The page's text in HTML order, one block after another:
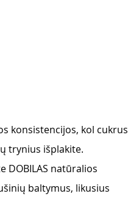
konsistencijos, kol cukrus
trynius išplakite.
DOBILAS natūralios
baltymus, likusius